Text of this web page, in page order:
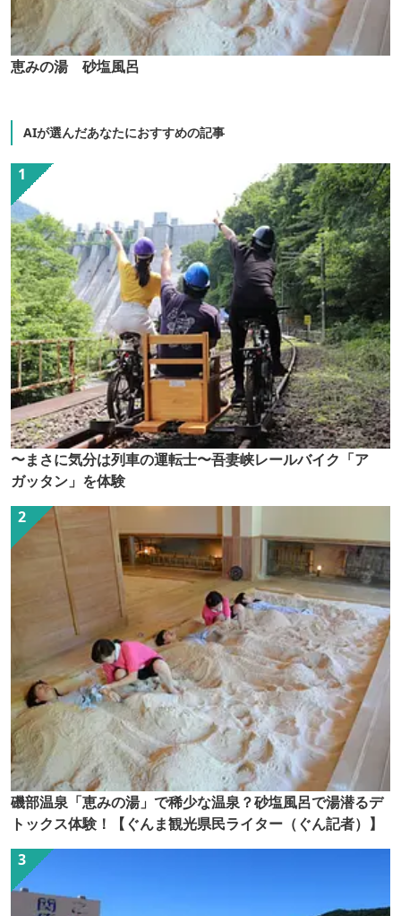
恵みの湯 砂塩風呂
AIが選んだあなたにおすすめの記事
〜まさに気分は列車の運転士〜吾妻峡レールバイク「ア
ガッタン」を体験
磯部温泉「恵みの湯」で稀少な温泉？砂塩風呂で湯潜るデ
トックス体験！【ぐんま観光県民ライター（ぐん記者）】